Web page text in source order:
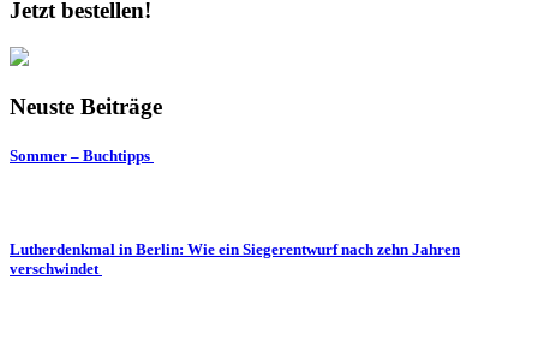
Jetzt bestellen!
Neuste Beiträge
Sommer – Buchtipps
Lutherdenkmal in Berlin: Wie ein Siegerentwurf nach zehn Jahren
verschwindet